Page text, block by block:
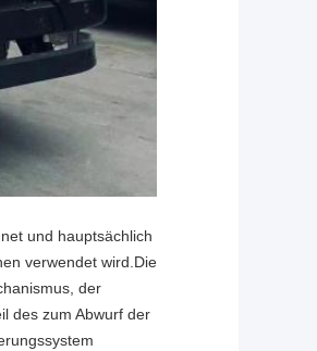
und hauptsächlich
verwendet wird.Die
der
des zum Abwurf der